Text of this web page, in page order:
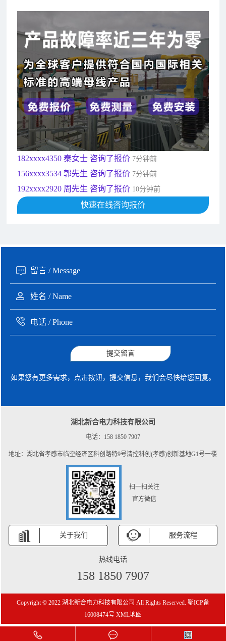
182xxxx4350 秦女士 咨询了报价 7分钟前
156xxxx3534 郭先生 咨询了报价7分钟前
192xxxx2920 周先生 咨询了报价10分钟前
189xxxx6562 王先生 咨询了报价1秒前
190xxxx3508 徐女士 咨询了报价5秒前
135xxxx6654 张先生 咨询了报价
181xxxx7531 苟先生 咨询了报价5分钟前
182xxxx4350 秦女士 咨询了报价 7分钟前
156xxxx3534 郭先生 咨询了报价 7分钟前
192xxxx2920 周先生 咨询了报价 10分钟前
189xxxx6562 王先生 咨询了报价1秒前
快速在线咨询报价
提交留言
如果您有更多需求，点击按钮，提交信息，我们会尽快给您回复。
湖北新合电力科技有限公司
电话：158 1850 7907
地址：湖北省孝感市临空经济区科创路特9号清控科创(孝感)创新基地G1号一楼
扫一扫关注
官方微信
关于我们 服务流程
热线电话
158 1850 7907
Copyright © 2022 湖北新合电力科技有限公司 All Rights Reserved. 鄂ICP备
16008474号 XML地图